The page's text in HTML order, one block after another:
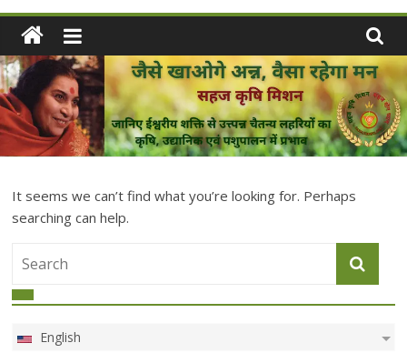
It seems we can’t find what you’re looking for. Perhaps
searching can help.
English